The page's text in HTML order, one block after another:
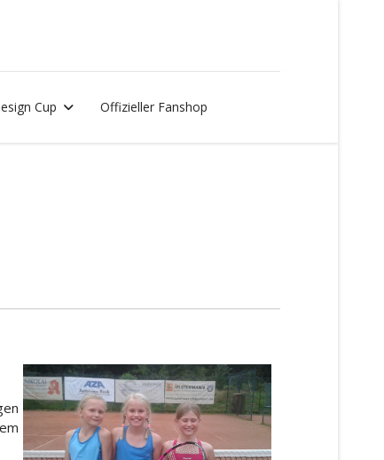
Cup Offizieller Fanshop